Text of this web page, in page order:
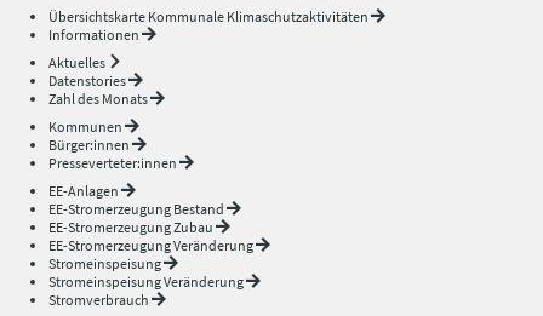
Übersichtskarte Kommunale Klimaschutzaktivitäten
Informationen
Aktuelles
Datenstories
Zahl des Monats
Kommunen
Bürger:innen
Presseverteter:innen
EE-Anlagen
EE-Stromerzeugung Bestand
EE-Stromerzeugung Zubau
EE-Stromerzeugung Veränderung
Stromeinspeisung
Stromeinspeisung Veränderung
Stromverbrauch